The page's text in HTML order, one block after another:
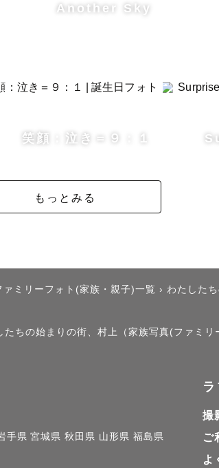
、全国や国外など、どこでも出張し
Available
れます
うカタチに残しましょう🐸
ために写真を撮っていましたが、人
から、カメラマンに転身しました📷
真を撮っていました。記憶を忘れるこ
る写真に魅了され続けています。私と
Another Sky
笑顔：泣き＝９：１
もっとみる
ァミリーフォト(家族・親子)一覧 › わたした
ちの始まりの街、村上（家族写真(ファミリ
手県 宮城県 秋田県 山形県 福島県
撮
ご
よ